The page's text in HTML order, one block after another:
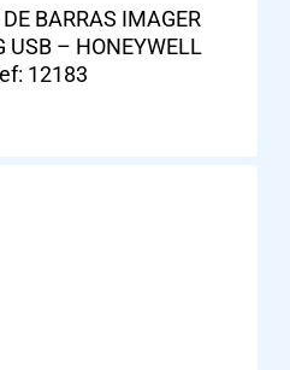
BARRAS IMAGER
USB – HONEYWELL
12183